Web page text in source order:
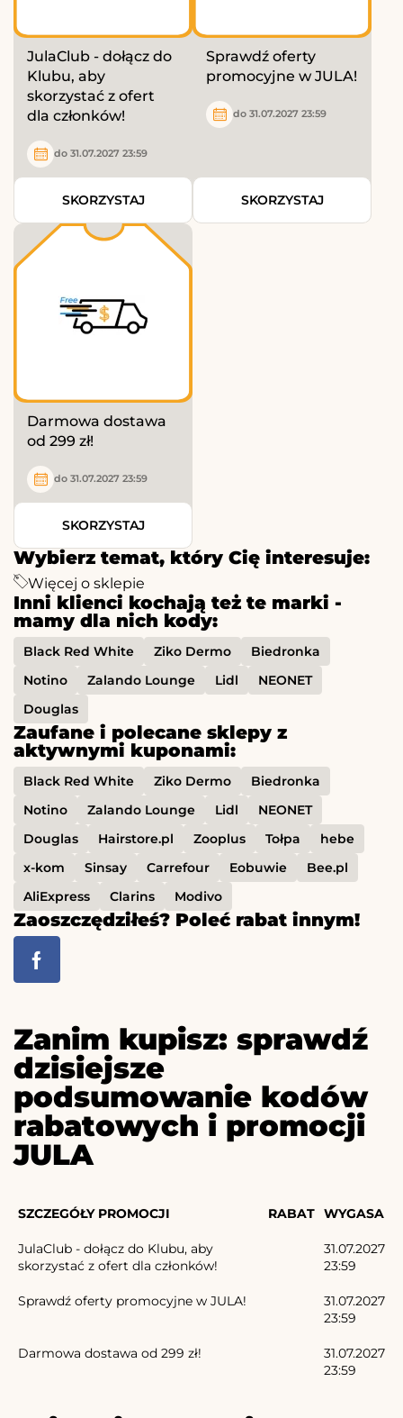
Wybierz temat, który Cię interesuje:
Więcej o sklepie
Inni klienci kochają też te marki -
mamy dla nich kody:
Black Red White Ziko Dermo
Biedronka
Notino
Zalando Lounge Lidl
NEONET
Douglas
Zaufane i polecane sklepy z
aktywnymi kuponami:
Black Red White Ziko Dermo
Biedronka
Notino
Zalando Lounge Lidl
NEONET
Douglas
Hairstore.pl Zooplus Tołpa
hebe
x-kom
Sinsay Carrefour Eobuwie
Bee.pl
AliExpress
Clarins Modivo
Zaoszczędziłeś? Poleć rabat innym!
JulaClub - dołącz do
Klubu, aby
skorzystać z ofert
dla członków!
do 31.07.2027 23:59
SKORZYSTAJ
Sprawdź oferty
promocyjne w JULA!
do 31.07.2027 23:59
SKORZYSTAJ
Darmowa dostawa
od 299 zł!
do 31.07.2027 23:59
SKORZYSTAJ
Zanim kupisz: sprawdź
dzisiejsze
podsumowanie kodów
rabatowych i promocji
JULA
SZCZEGÓŁY PROMOCJI RABAT WYGASA
JulaClub - dołącz do Klubu, aby
skorzystać z ofert dla członków!
31.07.2027
23:59
Sprawdź oferty promocyjne w JULA!
31.07.2027
23:59
Darmowa dostawa od 299 zł!
31.07.2027
23:59